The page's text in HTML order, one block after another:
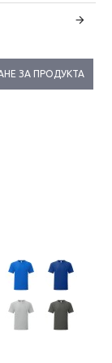
ЗА ПРОДУКТА